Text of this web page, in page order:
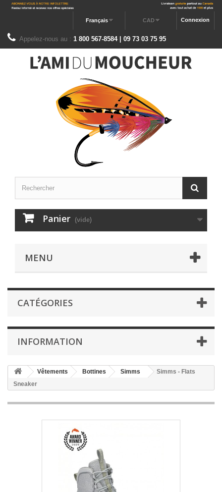
Connexion
CAD
Français
Appelez-nous au : 1 800 567-8584 | 09 73 03 75 95
Panier (vide)
MENU
CATÉGORIES
INFORMATION
Vêtements Bottines Simms
Simms - Flats
Sneaker